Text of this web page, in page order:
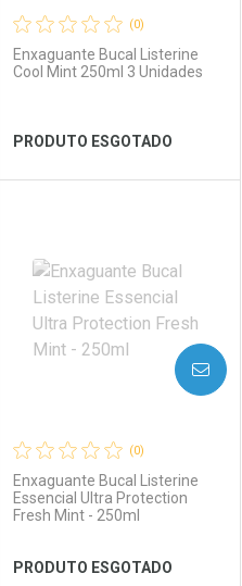
Ver Desconto Convênio
(0)
Enxaguante Bucal Listerine
Cool Mint 250ml 3 Unidades
PRODUTO ESGOTADO
Laboratório
Ver Desconto Convênio
Por Menos
(0)
Enxaguante Bucal Listerine
Essencial Ultra Protection
Fresh Mint - 250ml
PRODUTO ESGOTADO
AVISE-ME